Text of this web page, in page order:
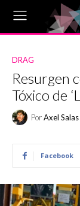
DRAG
Resurgen
Tóxico de
PorAxel
Facebook